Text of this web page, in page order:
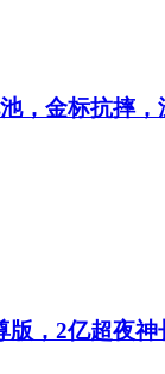
，金标抗摔，
版，2亿超夜